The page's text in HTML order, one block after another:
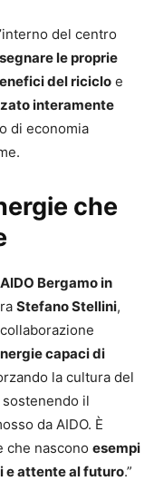
del centro
le proprie
del riciclo e
interamente
di economia
che
Bergamo in
Stefano Stellini,
capaci di
la cultura del
sostenendo il
da AIDO. È
che nascono esempi
e attente al futuro.”